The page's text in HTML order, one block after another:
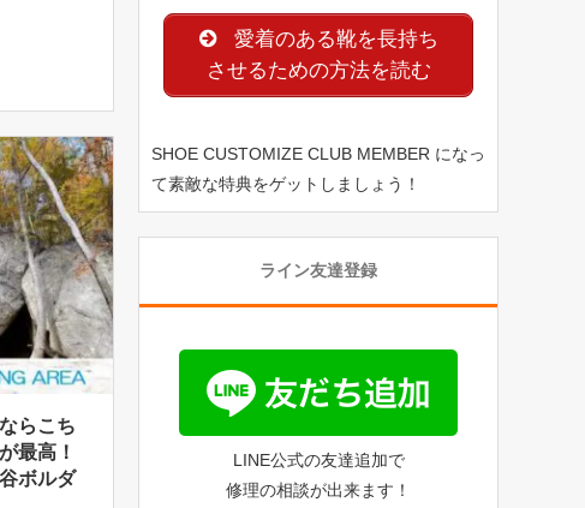
クライミ
ょう。私
ライミン
流行りで
らこち
最高！
ボルダ
愛着のある靴を長持ち
させるための方法を読む
SHOE CUSTOMIZE CLUB MEMBER になっ
て素敵な特典をゲットしましょう！
ライン友達登録
LINE公式の友達追加で
修理の相談が出来ます！